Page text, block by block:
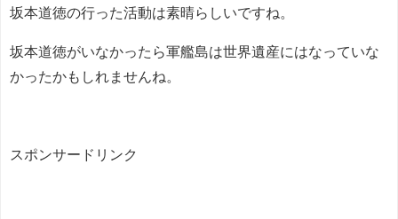
坂本道徳の行った活動は素晴らしいですね。
坂本道徳がいなかったら軍艦島は世界遺産にはなっていな
かったかもしれませんね。
スポンサードリンク